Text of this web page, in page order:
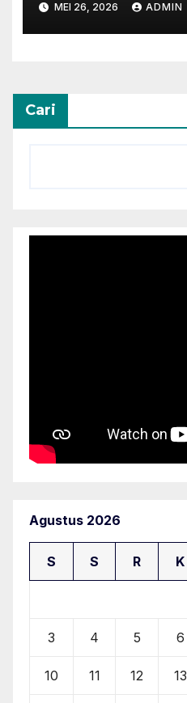
MEI 26, 2026 ADMIN
Cari
Agustus 2026
S S R K
3 4 5 6
10 11 12 13